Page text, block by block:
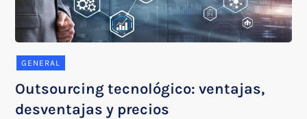
GENERAL
Outsourcing tecnológico: ventajas,
desventajas y precios